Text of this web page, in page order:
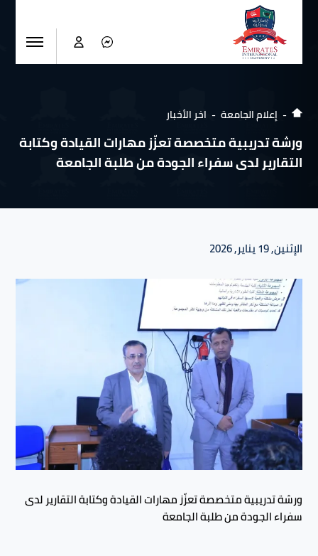
إعلام الجامعة اخر الأخبار
ورشة تدريبية متخصصة تعزّز مهارات القيادة وكتابة
التقارير لدى سفراء الجودة من طلبة الجامعة
الإثنين, 19 يناير, 2026
ورشة تدريبية متخصصة تعزّز مهارات القيادة وكتابة التقارير لدى
سفراء الجودة من طلبة الجامعة